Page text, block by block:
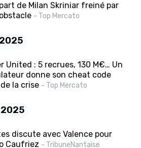
de Milan Skriniar freiné par
- Top Mercato
United : 5 recrues, 130 M€… Un
donne son cheat code
la crise - Top Mercato
discute avec Valence pour
Caufriez - TribuneNantaise